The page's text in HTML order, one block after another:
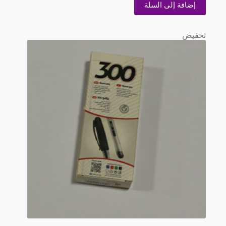
EGP120.00.
EGP110.00.
إضافة إلى السلة
تخفيض